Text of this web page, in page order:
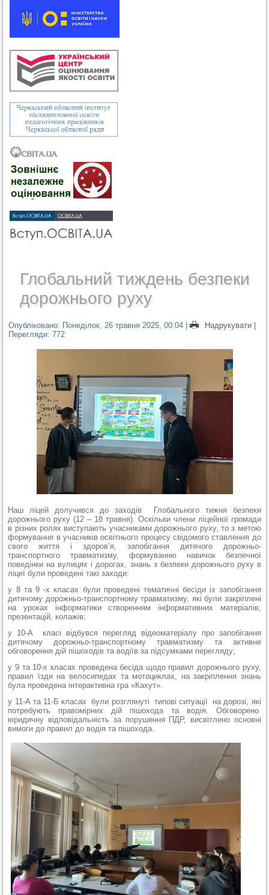
Глобальний тиждень безпеки
дорожнього руху
Опубліковано: Понеділок, 26 травня 2025, 00:04 | Надрукувати
Перегляди: 772
Наш ліцей долучився до заходів Глобального тижня безпеки
дорожнього руху (12 – 18 травня). Оскільки члени ліцейної громади
в різних ролях виступають учасниками дорожнього руху, то з метою
формування в учасників освітнього процесу свідомого ставлення до
свого життя і здоров’я, запобігання дитячого дорожньо-
транспортного травматизму, формуванню навичок безпечної
поведінки на вулицях і дорогах, знань з безпеки дорожнього руху в
ліцеї були проведені такі заходи:
у 8 та 9 -х класах були проведені тематичні бесіди із запобігання
дитячому дорожньо-транспортному травматизму, які були закріплені
на уроках інформатики створенням інформативних матеріалів,
презентацій, колажів;
у 10-А класі відбувся перегляд відеоматеріалу про запобігання
дитячому дорожньо-транспортному травматизму та активне
обговорення дій пішоходів та водіїв за підсумками перегляду;
у 9 та 10-х класах проведена бесіда щодо правил дорожнього руху,
правил їзди на велосипедах та мотоциклах, на закріплення знань
була проведена інтерактивна гра «Кахут».
у 11-А та 11-Б класах були розглянуті типові ситуації на дорозі, які
потребують правомірних дій пішохода та водія. Обговорено
юридичну відповідальність за порушення ПДР, висвітлено основні
вимоги до правил до водія та пішохода.